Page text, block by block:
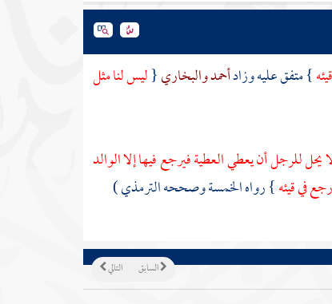
} متفق عليه وزادأحمدوالبخاري{ليس لنا مثل
يحل للرجل أن يعطي العطية فيرجع فيها إلا الوالد
في قيئه} رواه الخمسة وصححهالترمذي)
التالي السابق